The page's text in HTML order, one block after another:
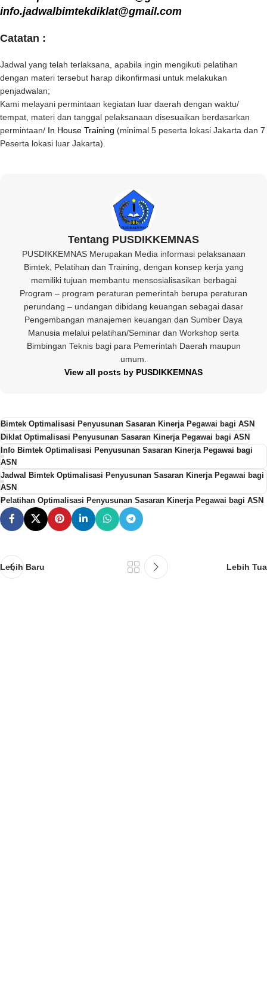
info.jadwalbimtekdiklat@gmail.com
Catatan :
Jadwal yang telah terlaksana, apabila ingin mengikuti pelatihan
dengan materi tersebut harap dikonfirmasi untuk melakukan
penjadwalan;
Kami melayani permintaan kegiatan luar daerah dengan waktu/
tempat, materi dan tanggal pelaksanaan disesuaikan berdasarkan
permintaan/ In House Training (minimal 5 peserta lokasi Jakarta dan 7
Peserta lokasi luar Jakarta).
Tentang PUSDIKKEMNAS
PUSDIKKEMNAS Merupakan Media informasi pelaksanaan
Bimtek, Pelatihan dan Training, dengan konsep kerja yang
memiliki tujuan membantu mensosialisasikan berbagai
Program – program peraturan pemerintah berupa peraturan
perundang – undangan dibidang keuangan sebagai dasar
Pengembangan manajemen keuangan dan Sumber Daya
Manusia melalui pelatihan/Seminar dan Workshop serta
Bimbingan Teknis bagi para Pemerintah Daerah maupun
umum.
View all posts by PUSDIKKEMNAS
Bimtek Optimalisasi Penyusunan Sasaran Kinerja Pegawai bagi ASN
Diklat Optimalisasi Penyusunan Sasaran Kinerja Pegawai bagi ASN
Info Bimtek Optimalisasi Penyusunan Sasaran Kinerja Pegawai bagi
ASN
Jadwal Bimtek Optimalisasi Penyusunan Sasaran Kinerja Pegawai bagi
ASN
Pelatihan Optimalisasi Penyusunan Sasaran Kinerja Pegawai bagi ASN
Lebih Baru Lebih Tua